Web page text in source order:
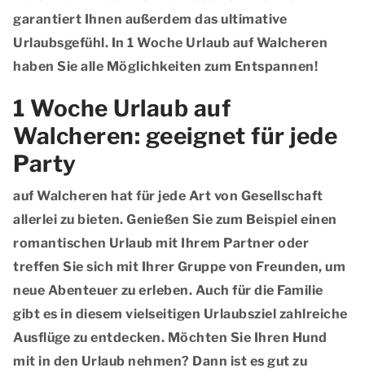
garantiert Ihnen außerdem das ultimative
Urlaubsgefühl. In 1 Woche Urlaub auf Walcheren
haben Sie alle Möglichkeiten zum Entspannen!
1 Woche Urlaub auf
Walcheren: geeignet für jede
Party
auf Walcheren hat für jede Art von Gesellschaft
allerlei zu bieten. Genießen Sie zum Beispiel einen
romantischen Urlaub mit Ihrem Partner oder
treffen Sie sich mit Ihrer Gruppe von Freunden, um
neue Abenteuer zu erleben. Auch für die Familie
gibt es in diesem vielseitigen Urlaubsziel zahlreiche
Ausflüge zu entdecken. Möchten Sie Ihren Hund
mit in den Urlaub nehmen? Dann ist es gut zu